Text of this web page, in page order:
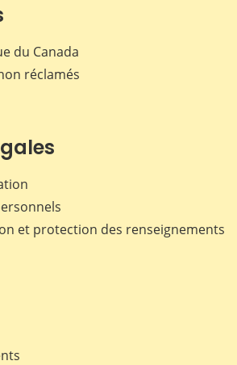
du Canada
réclamés
et protection des renseignements